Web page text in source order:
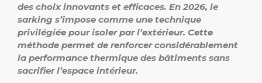
des choix innovants et efficaces. En 2026, le
sarking s’impose comme une technique
privilégiée pour isoler par l’extérieur. Cette
méthode permet de renforcer considérablement
la performance thermique des bâtiments sans
sacrifier l’espace intérieur.